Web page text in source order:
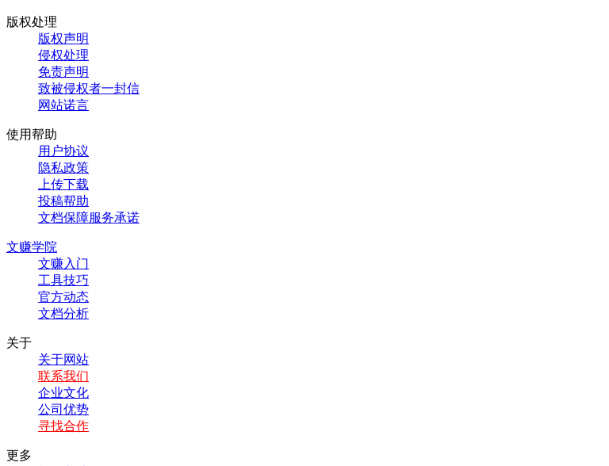
版权处理
版权声明
侵权处理
免责声明
致被侵权者一封信
网站诺言
使用帮助
用户协议
隐私政策
上传下载
投稿帮助
文档保障服务承诺
文赚学院
文赚入门
工具技巧
官方动态
文档分析
关于
关于网站
联系我们
企业文化
公司优势
寻找合作
更多